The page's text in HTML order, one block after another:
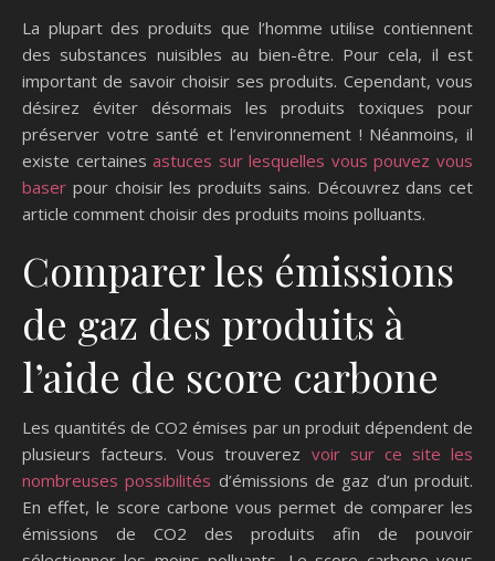
La plupart des produits que l’homme utilise contiennent
des substances nuisibles au bien-être. Pour cela, il est
important de savoir choisir ses produits. Cependant, vous
désirez éviter désormais les produits toxiques pour
préserver votre santé et l’environnement ! Néanmoins, il
existe certainesastuces sur lesquelles vous pouvez vous
baser pour choisir les produits sains. Découvrez dans cet
article comment choisir des produits moins polluants.
Comparer les émissions
de gaz des produits à
l’aide de score carbone
Les quantités de CO2 émises par un produit dépendent de
plusieurs facteurs. Vous trouverez voir sur ce site les
nombreuses possibilités d’émissions de gaz d’un produit.
En effet, le score carbone vous permet de comparer les
émissions de CO2 des produits afin de pouvoir